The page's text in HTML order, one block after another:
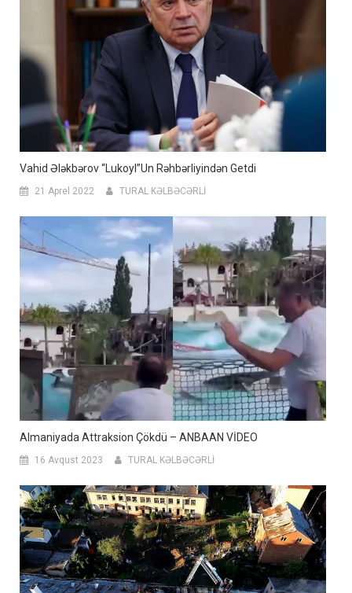
Vahid Ələkbərov “Lukoyl”un Rəhbərliyindən Getdi
21 Aprel 2022 TURAL KƏLBƏCƏRLİ
Almaniyada Attraksion Çökdü – ANBAAN VİDEO
16 Avqust 2023 TURAL KƏLBƏCƏRLİ